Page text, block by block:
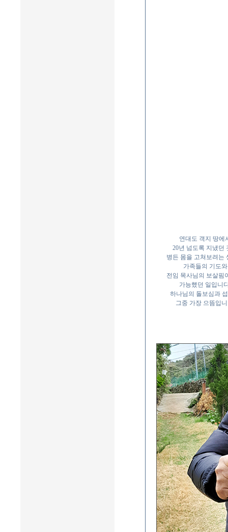
연대도 객지 땅에
20년 넘도록 지냈던
병든 몸을 고쳐보려는
가족들의 기도와
전임 목사님의 보살핌
가능했던 일입니
하나님의 돌보심과
그중 가장 으뜸입